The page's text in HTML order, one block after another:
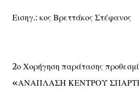
Εισηγ.: κος Βρεττάκος Στέφανος
2ο Χορήγηση παράτασης
«ΑΝΑΠΛΑΣΗ ΚΕΝΤΡΟΥ